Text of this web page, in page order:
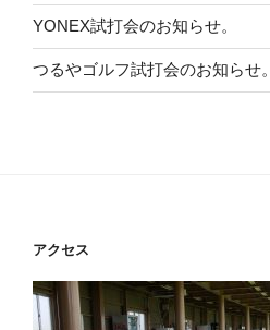
YONEX試打会のお知らせ。
つるやゴルフ試打会のお知らせ。
アクセス